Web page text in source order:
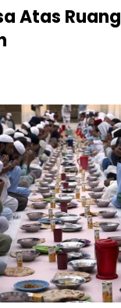
Atas Ruang